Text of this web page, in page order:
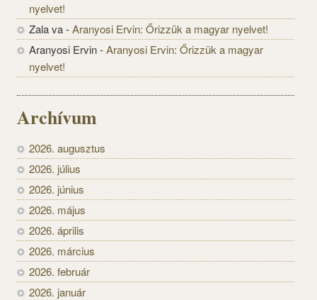
nyelvet!
Zala va-Aranyosi Ervin: Őrizzük a magyar nyelvet!
Aranyosi Ervin-Aranyosi Ervin: Őrizzük a magyar
nyelvet!
Archívum
2026. augusztus
2026. július
2026. június
2026. május
2026. április
2026. március
2026. február
2026. január